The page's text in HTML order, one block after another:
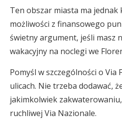
Ten obszar miasta ma jednak
możliwości z finansowego
świetny argument, jeśli masz
wakacyjny na noclegi we
Pomyśl w szczególności o Via
ulicach. Nie trzeba dodawać,
jakimkolwiek
ruchliwej Via Nazionale.